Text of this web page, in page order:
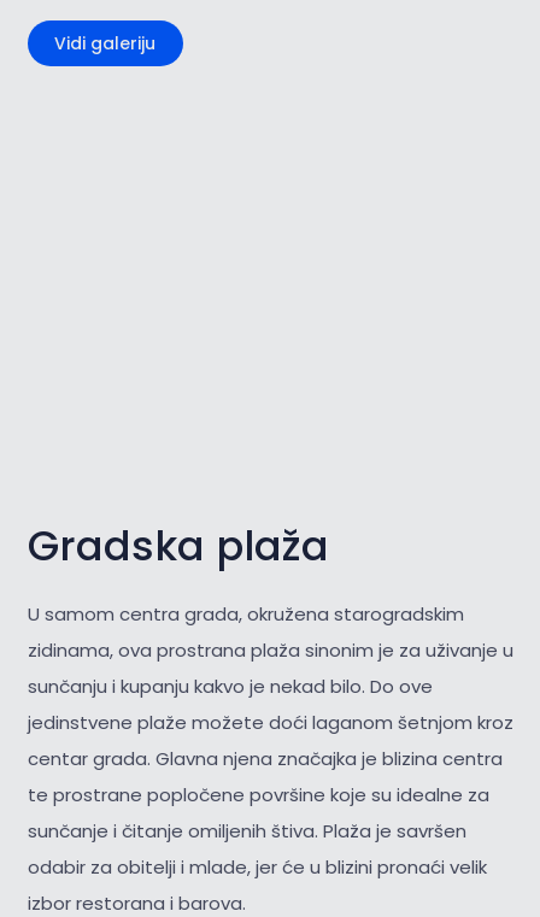
Vidi galeriju
Gradska plaža
U samom centra grada, okružena starogradskim
zidinama, ova prostrana plaža sinonim je za uživanje u
sunčanju i kupanju kakvo je nekad bilo. Do ove
jedinstvene plaže možete doći laganom šetnjom kroz
centar grada. Glavna njena značajka je blizina centra
te prostrane popločene površine koje su idealne za
sunčanje i čitanje omiljenih štiva. Plaža je savršen
odabir za obitelji i mlade, jer će u blizini pronaći velik
izbor restorana i barova.